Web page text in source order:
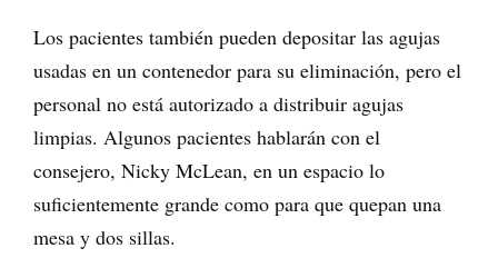
Los pacientes también pueden depositar las agujas
usadas en un contenedor para su eliminación, pero el
personal no está autorizado a distribuir agujas
limpias. Algunos pacientes hablarán con el
consejero, Nicky McLean, en un espacio lo
suficientemente grande como para que quepan una
mesa y dos sillas.